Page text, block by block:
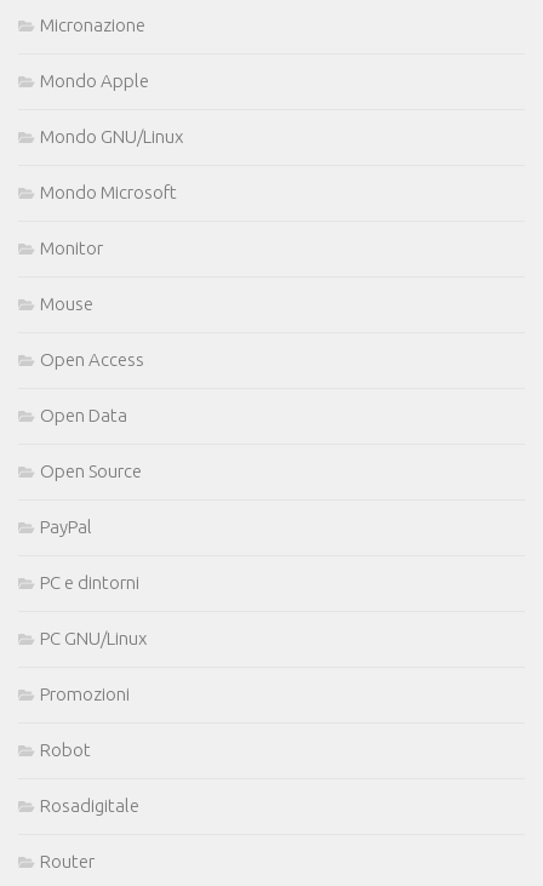
Micronazione
Mondo Apple
Mondo GNU/Linux
Mondo Microsoft
Monitor
Mouse
Open Access
Open Data
Open Source
PayPal
PC e dintorni
PC GNU/Linux
Promozioni
Robot
Rosadigitale
Router